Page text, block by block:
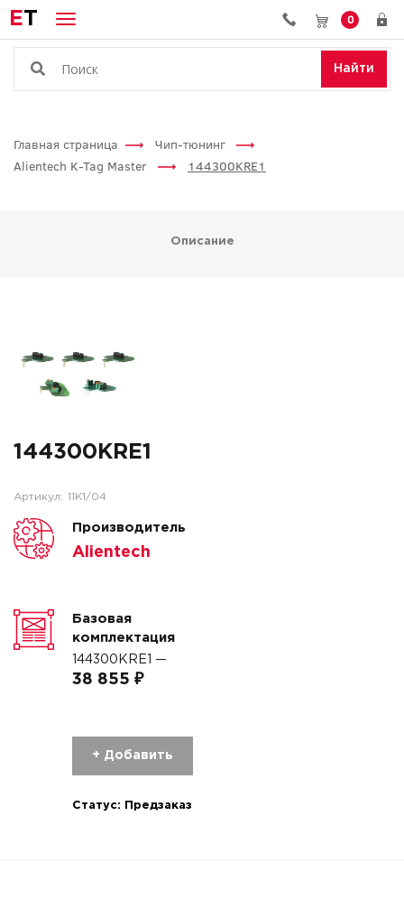
ET 0
Найти
Главная страница
Чип-тюнинг
Alientech K-Tag Master
144300KRE1
Описание
144300KRE1
Артикул: 11K1/04
Производитель
Alientech
Базовая
комплектация
144300KRE1 —
38 855 ₽
+ Добавить
Статус: Предзаказ